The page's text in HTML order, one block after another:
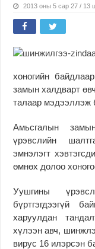
2013 оны 5 сар 27 / 13
хоногийн
замын халдварт
талаар мэдээллэж
Амьсгалын
үрэвслийн
эмнэлэгт
өмнөх долоо
Уушгины
бүртгэгдээгүй
харуулдан
хүлээн авч,
вирус 16 илэрсэн